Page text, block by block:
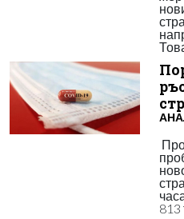
813